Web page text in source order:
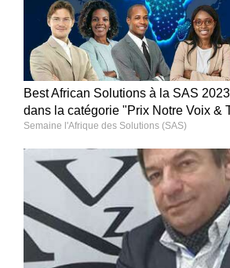
Best African Solutions à la SAS
dans la catégorie "Prix Notre Voix &
Semaine l'Afrique des Solutions (SAS)